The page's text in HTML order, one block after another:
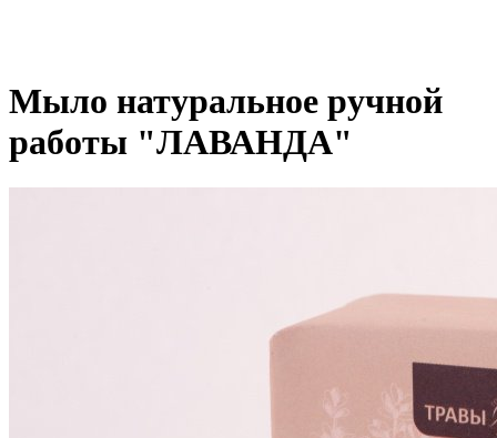
Мыло натуральное ручной
работы "ЛАВАНДА"